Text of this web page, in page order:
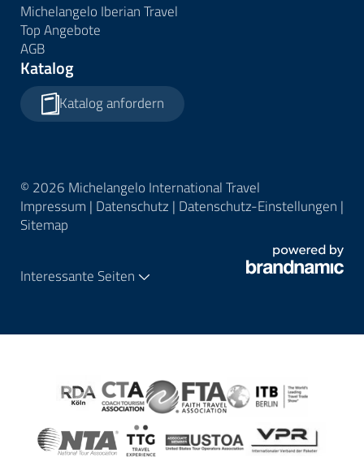
Michelangelo Iberian Travel
Top Angebote
AGB
Katalog
Katalog anfordern
© 2026 Michelangelo International Travel
Impressum | Datenschutz | Datenschutz-Einstellungen |
Sitemap
Interessante Seiten